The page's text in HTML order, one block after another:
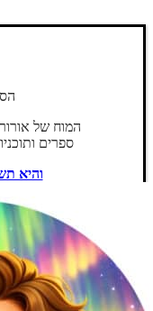
המוח של
ספרים
והיא